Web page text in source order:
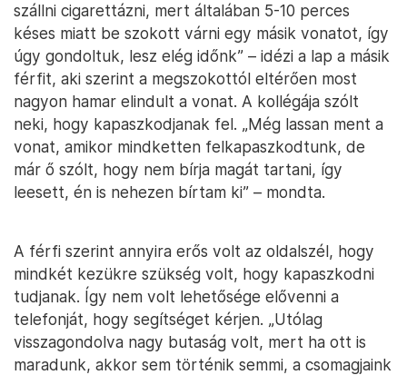
szállni cigarettázni, mert általában 5-10 perces
késes miatt be szokott várni egy másik vonatot, így
úgy gondoltuk, lesz elég időnk” – idézi a lap a másik
férfit, aki szerint a megszokottól eltérően most
nagyon hamar elindult a vonat. A kollégája szólt
neki, hogy kapaszkodjanak fel. „Még lassan ment a
vonat, amikor mindketten felkapaszkodtunk, de
már ő szólt, hogy nem bírja magát tartani, így
leesett, én is nehezen bírtam ki” – mondta.
A férfi szerint annyira erős volt az oldalszél, hogy
mindkét kezükre szükség volt, hogy kapaszkodni
tudjanak. Így nem volt lehetősége elővenni a
telefonját, hogy segítséget kérjen. „Utólag
visszagondolva nagy butaság volt, mert ha ott is
maradunk, akkor sem történik semmi, a csomagjaink